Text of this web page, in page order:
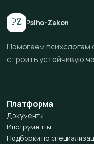
PZ Psiho-Zakon
Помогаем психологам
строить устойчивую
Платформа
Документы
Инструменты
Подборки по